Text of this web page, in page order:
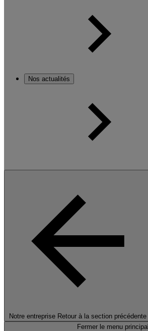
Nos actualités
Notre entreprise Retour à la section précédente
Fermer le menu principal